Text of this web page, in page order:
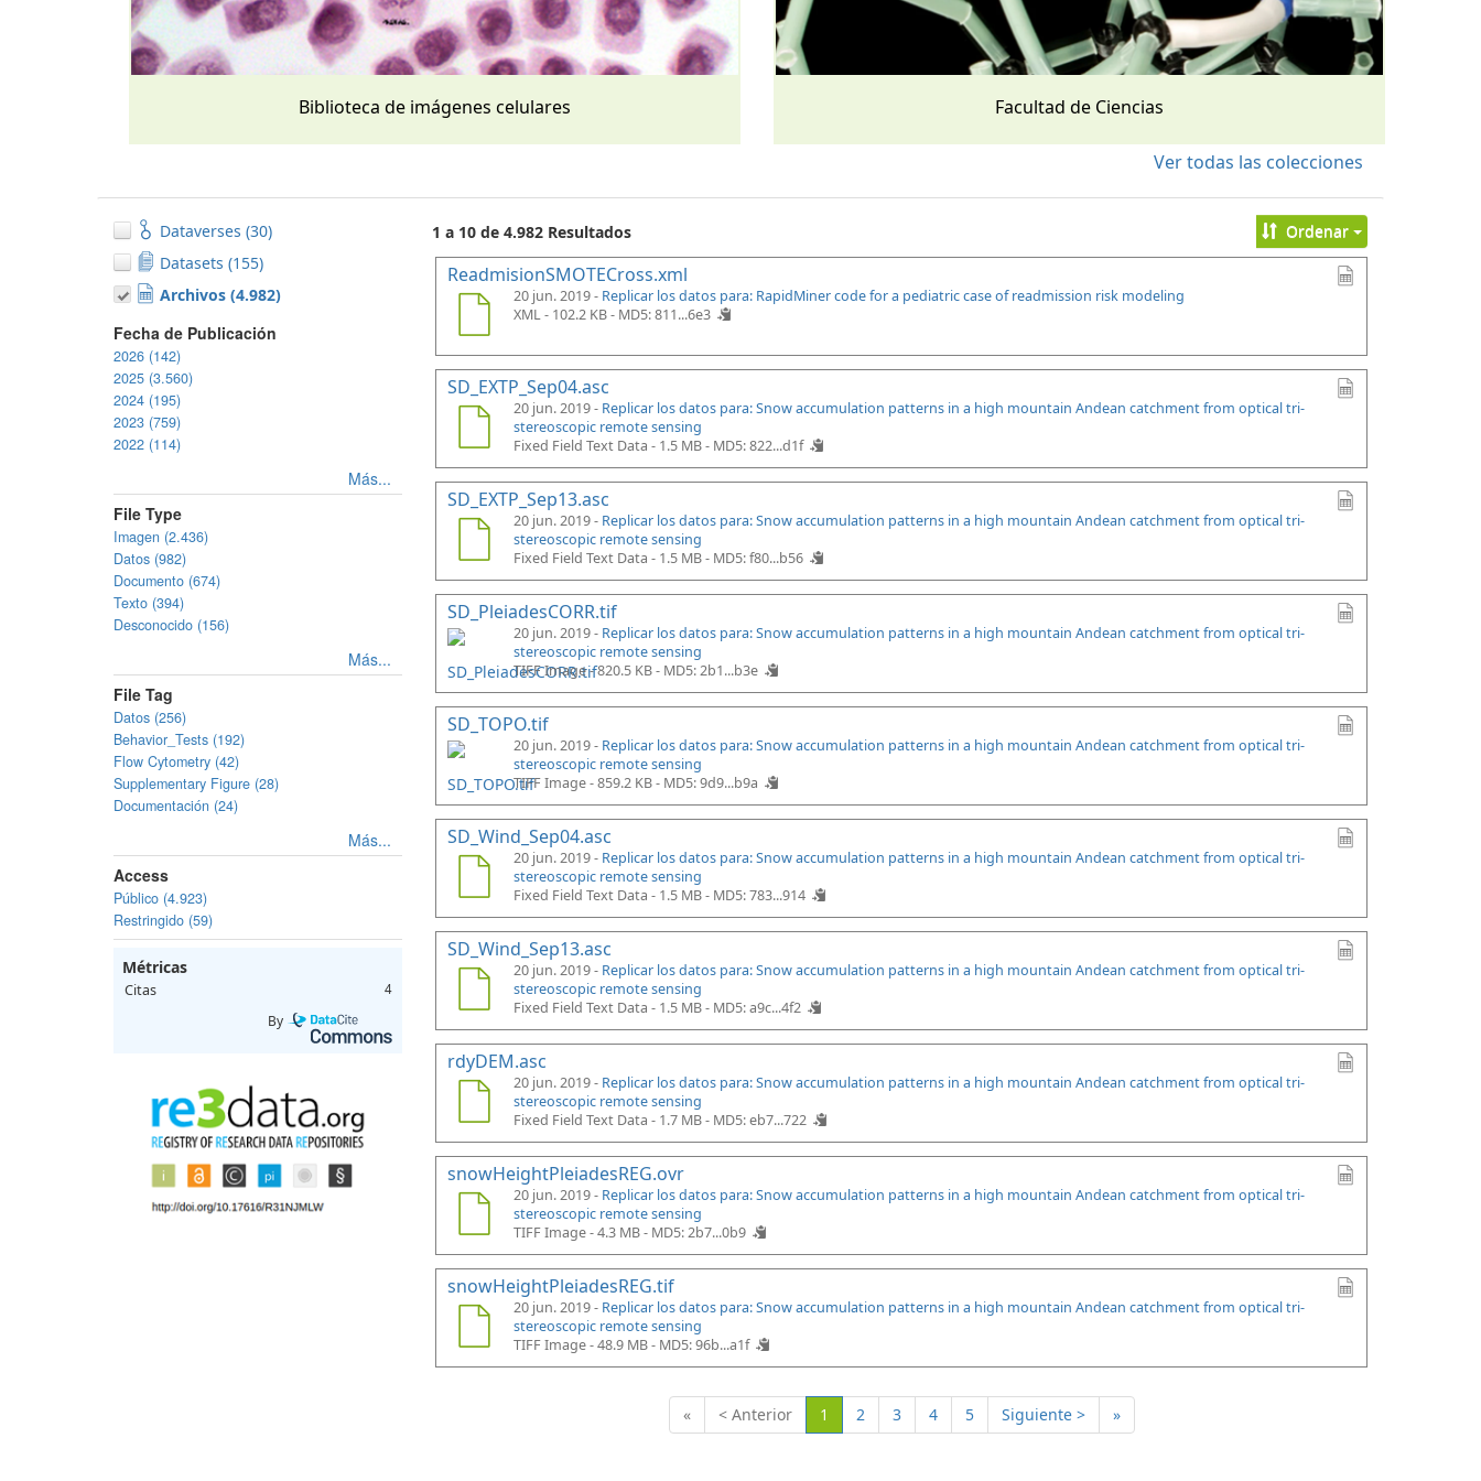
Biblioteca de imágenes celulares Facultad de Ciencias
Ver todas las colecciones
Dataverses (30)
Datasets (155)
Archivos (4.982)
Fecha de Publicación
2026 (142)
2025 (3.560)
2024 (195)
2023 (759)
2022 (114)
Más...
File Type
Imagen (2.436)
Datos (982)
Documento (674)
Texto (394)
Desconocido (156)
Más...
File Tag
Datos (256)
Behavior_Tests (192)
Flow Cytometry (42)
Supplementary Figure (28)
Documentación (24)
Más...
Access
Público (4.923)
Restringido (59)
Métricas
Citas 4
By
1 a 10 de 4.982 Resultados Ordenar
ReadmisionSMOTECross.xml
20 jun. 2019 - Replicar los datos para: RapidMiner code for a pediatric case of readmission risk modeling
XML - 102.2 KB - MD5: 811...6e3
SD_EXTP_Sep04.asc
20 jun. 2019 - Replicar los datos para: Snow accumulation patterns in a high mountain Andean catchment from optical tri-
stereoscopic remote sensing
Fixed Field Text Data - 1.5 MB - MD5: 822...d1f
SD_EXTP_Sep13.asc
20 jun. 2019 - Replicar los datos para: Snow accumulation patterns in a high mountain Andean catchment from optical tri-
stereoscopic remote sensing
Fixed Field Text Data - 1.5 MB - MD5: f80...b56
SD_PleiadesCORR.tif
20 jun. 2019 - Replicar los datos para: Snow accumulation patterns in a high mountain Andean catchment from optical tri-
stereoscopic remote sensing
TIFF Image - 820.5 KB - MD5: 2b1...b3e
SD_TOPO.tif
20 jun. 2019 - Replicar los datos para: Snow accumulation patterns in a high mountain Andean catchment from optical tri-
stereoscopic remote sensing
TIFF Image - 859.2 KB - MD5: 9d9...b9a
SD_Wind_Sep04.asc
20 jun. 2019 - Replicar los datos para: Snow accumulation patterns in a high mountain Andean catchment from optical tri-
stereoscopic remote sensing
Fixed Field Text Data - 1.5 MB - MD5: 783...914
SD_Wind_Sep13.asc
20 jun. 2019 - Replicar los datos para: Snow accumulation patterns in a high mountain Andean catchment from optical tri-
stereoscopic remote sensing
Fixed Field Text Data - 1.5 MB - MD5: a9c...4f2
rdyDEM.asc
20 jun. 2019 - Replicar los datos para: Snow accumulation patterns in a high mountain Andean catchment from optical tri-
stereoscopic remote sensing
Fixed Field Text Data - 1.7 MB - MD5: eb7...722
snowHeightPleiadesREG.ovr
20 jun. 2019 - Replicar los datos para: Snow accumulation patterns in a high mountain Andean catchment from optical tri-
stereoscopic remote sensing
TIFF Image - 4.3 MB - MD5: 2b7...0b9
snowHeightPleiadesREG.tif
20 jun. 2019 - Replicar los datos para: Snow accumulation patterns in a high mountain Andean catchment from optical tri-
stereoscopic remote sensing
TIFF Image - 48.9 MB - MD5: 96b...a1f
« < Anterior 1 (Actual)
2 3 4 5 Siguiente > »